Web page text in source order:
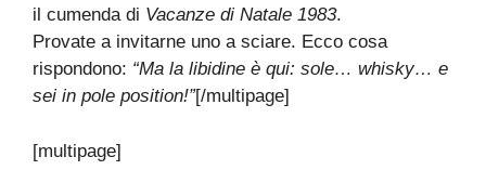
il cumenda di Vacanze di Natale 1983.
Provate a invitarne uno a sciare. Ecco cosa
rispondono: “Ma la libidine è qui: sole… whisky… e
sei in pole position!”[/multipage]
[multipage]